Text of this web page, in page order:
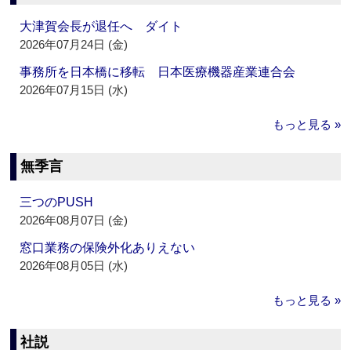
大津賀会長が退任へ ダイト
2026年07月24日 (金)
事務所を日本橋に移転 日本医療機器産業連合会
2026年07月15日 (水)
もっと見る »
無季言
三つのPUSH
2026年08月07日 (金)
窓口業務の保険外化ありえない
2026年08月05日 (水)
もっと見る »
社説